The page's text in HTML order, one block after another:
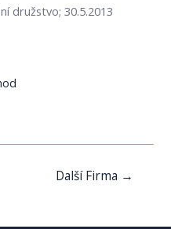
družstvo; 30.5.2013
Další Firma →